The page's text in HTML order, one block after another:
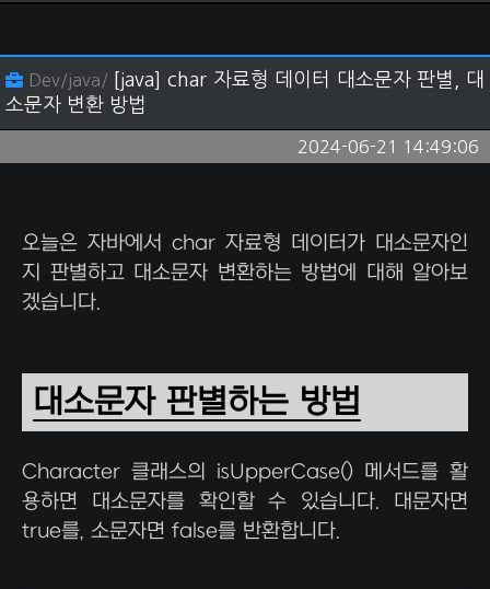
Dev/java/ [java] char 자료형 데이터 대소문자 판별, 대
소문자 변환 방법
2024-06-21 14:49:06
오늘은 자바에서 char 자료형 데이터가 대소문자인
지 판별하고 대소문자 변환하는 방법에 대해 알아보
겠습니다.
대소문자 판별하는 방법
Character 클래스의 isUpperCase() 메서드를 활
용하면 대소문자를 확인할 수 있습니다. 대문자면
true를, 소문자면 false를 반환합니다.